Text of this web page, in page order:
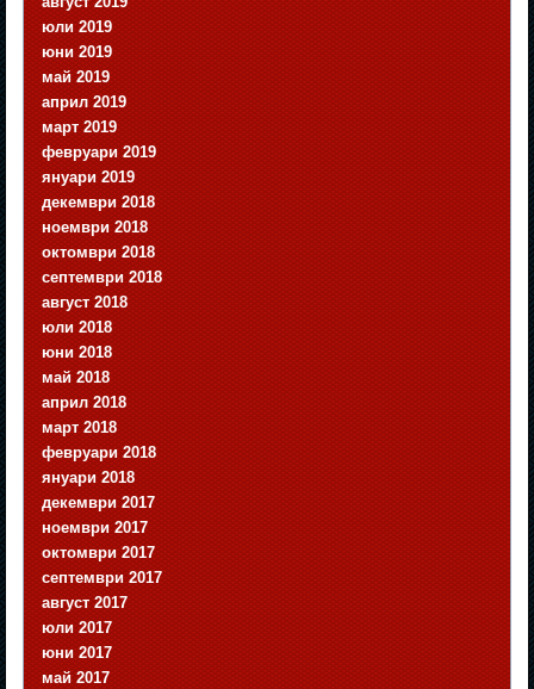
юли 2019
юни 2019
май 2019
април 2019
март 2019
февруари 2019
януари 2019
декември 2018
ноември 2018
октомври 2018
септември 2018
август 2018
юли 2018
юни 2018
май 2018
април 2018
март 2018
февруари 2018
януари 2018
декември 2017
ноември 2017
октомври 2017
септември 2017
август 2017
юли 2017
юни 2017
май 2017